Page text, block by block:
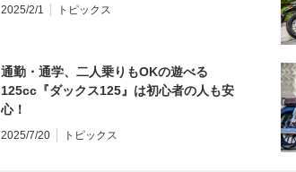
2025/2/1 トピックス
通勤・通学、二人乗りもOKの遊べる
125cc『ダックス125』は初心者の人も安
心！
2025/7/20 トピックス